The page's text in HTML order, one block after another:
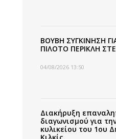
ΒΟΥΒΗ ΣΥΓΚΙΝΗΣΗ
ΠΙΛΟΤΟ ΠΕΡΙΚΛΗ
04/08/2026 13:50
Διακήρυξη
διαγωνισμού για
κυλικείου του 1ου